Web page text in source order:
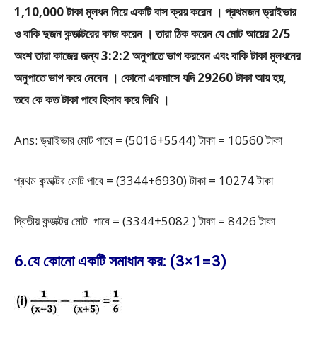
1,10,000 টাকা মূলধন নিয়ে একটি বাস ক্রয় করেন । প্রথমজন ড্রাইভার
ও বাকি দুজন কন্ডাক্টরের কাজ করেন । তারা ঠিক করেন যে মোট আয়ের 2/5
অংশ তারা কাজের জন্য 3:2:2 অনুপাতে ভাগ করবেন এবং বাকি টাকা মূলধনের
অনুপাতে ভাগ করে নেবেন । কোনো একমাসে যদি 29260 টাকা আয় হয়,
তবে কে কত টাকা পাবে হিসাব করে লিখি ।
Ans: ড্রাইভার মোট পাবে = (5016+5544) টাকা = 10560 টাকা
প্রথম কন্ডাক্টর মোট পাবে = (3344+6930) টাকা = 10274 টাকা
দ্বিতীয় কন্ডাক্টর মোট পাবে = (3344+5082 ) টাকা = 8426 টাকা
6.যে কোনো একটি সমাধান কর: (3×1=3)